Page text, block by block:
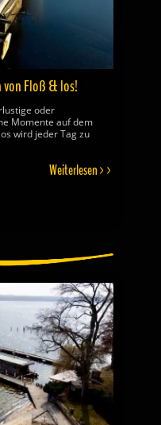
von Floß & los!
oder
Momente auf dem
wird jeder Tag zu
Weiterlesen >>
PagePagePagePage